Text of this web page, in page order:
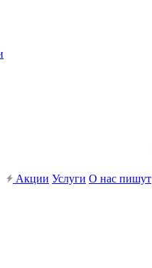
Акции Услуги О нас пишут